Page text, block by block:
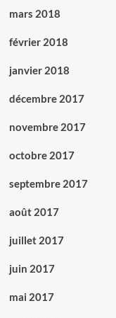
mars 2018
février 2018
janvier 2018
décembre 2017
novembre 2017
octobre 2017
septembre 2017
août 2017
juillet 2017
juin 2017
mai 2017